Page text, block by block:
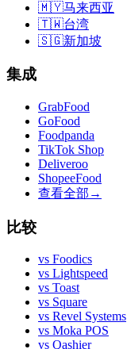
🇲🇾马来西亚
🇹🇼台湾
🇸🇬新加坡
集成
GrabFood
GoFood
Foodpanda
TikTok Shop
Deliveroo
ShopeeFood
查看全部 →
比较
vs Foodics
vs Lightspeed
vs Toast
vs Square
vs Revel Systems
vs Moka POS
vs Qashier